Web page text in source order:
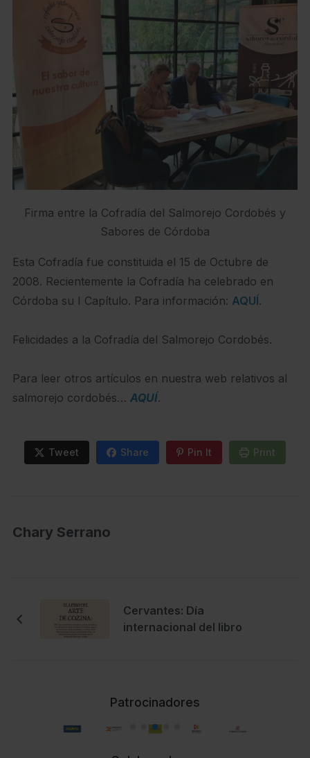
Firma entre la Cofradía del Salmorejo Cordobés y
Sabores de Córdoba
Esta Cofradía fue constituida el 15 de Octubre de
2008. Recientemente la Cofradía ha celebrado en
Córdoba su I Capítulo. Para información: AQUÍ.
Felicidades a la Cofradía del Salmorejo Cordobés.
Para leer otros artículos en nuestra web relativos al
salmorejo cordobés… AQUÍ.
Tweet Share Pin It Print
Chary Serrano
Cervantes: Día
internacional del libro
Patrocinadores